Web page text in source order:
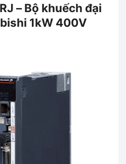
– Bộ khuếch đại
1kW 400V